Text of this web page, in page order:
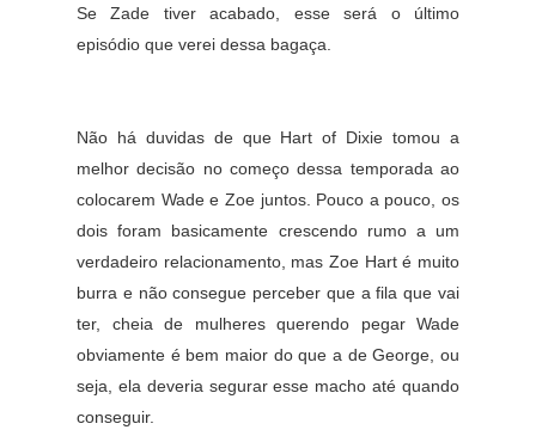
Se Zade tiver acabado, esse será o último
episódio que verei dessa bagaça.
Não há duvidas de que Hart of Dixie tomou a
melhor decisão no começo dessa temporada ao
colocarem Wade e Zoe juntos. Pouco a pouco, os
dois foram basicamente crescendo rumo a um
verdadeiro relacionamento, mas Zoe Hart é muito
burra e não consegue perceber que a fila que vai
ter, cheia de mulheres querendo pegar Wade
obviamente é bem maior do que a de George, ou
seja, ela deveria segurar esse macho até quando
conseguir.